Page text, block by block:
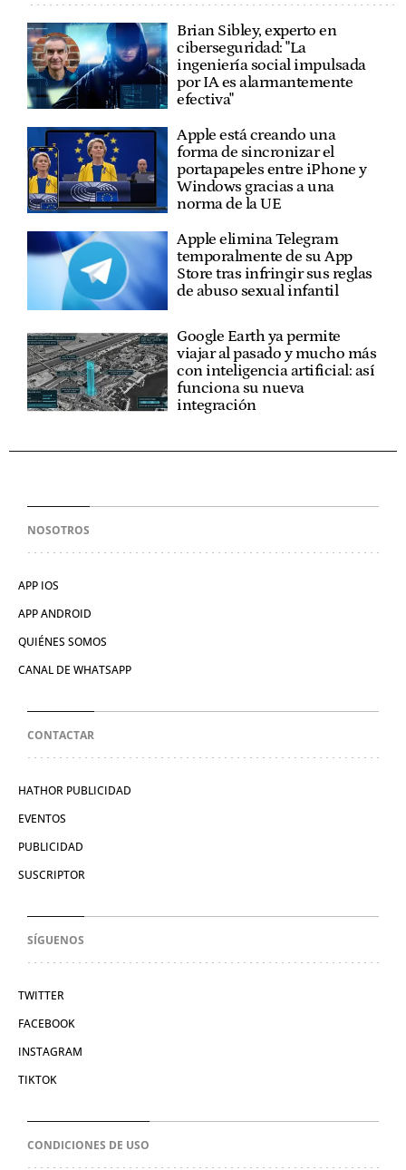
Brian Sibley, experto en
ciberseguridad: "La
ingeniería social impulsada
por IA es alarmantemente
efectiva"
Apple está creando una
forma de sincronizar el
portapapeles entre iPhone y
Windows gracias a una
norma de la UE
Apple elimina Telegram
temporalmente de su App
Store tras infringir sus reglas
de abuso sexual infantil
Google Earth ya permite
viajar al pasado y mucho más
con inteligencia artificial: así
funciona su nueva
integración
NOSOTROS
APP IOS
APP ANDROID
QUIÉNES SOMOS
CANAL DE WHATSAPP
CONTACTAR
HATHOR PUBLICIDAD
EVENTOS
PUBLICIDAD
SUSCRIPTOR
SÍGUENOS
TWITTER
FACEBOOK
INSTAGRAM
TIKTOK
CONDICIONES DE USO